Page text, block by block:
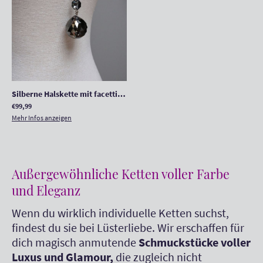
Silberne Halskette mit facettierter silver-night Kugel und Swarovski© Oktagon
€99,99
Mehr Infos anzeigen
Außergewöhnliche Ketten voller Farbe
und Eleganz
Wenn du wirklich individuelle Ketten suchst,
findest du sie bei Lüsterliebe. Wir erschaffen für
dich magisch anmutende Schmuckstücke voller
Luxus und Glamour, die zugleich nicht